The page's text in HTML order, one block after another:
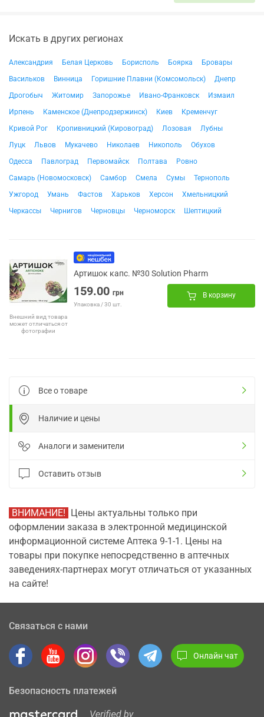
Искать в других регионах
Александрия Белая Церковь Борисполь Боярка
Бровары
Васильков
Винница Горишние Плавни (Комсомольск)
Днепр
Дрогобыч
Житомир Запорожье Ивано-Франковск
Измаил
Ирпень
Каменское (Днепродзержинск) Киев
Кременчуг
Кривой Рог
Кропивницкий (Кировоград) Лозовая
Лубны
Луцк
Львов Мукачево Николаев Никополь
Обухов
Одесса
Павлоград Первомайск Полтава
Ровно
Самарь (Новомосковск)
Самбор Смела Сумы
Тернополь
Ужгород
Умань Фастов Харьков Херсон
Хмельницкий
Черкассы
Чернигов Черновцы Черноморск Шептицкий
Внешний вид товара
может отличаться от
фотографии
Артишок капс. №30 Solution Pharm
159.00 грн
Упаковка / 30 шт.
В корзину
Все о товаре
Наличие и цены
Аналоги и заменители
Оставить отзыв
ВНИМАНИЕ! Цены актуальны только при
оформлении заказа в электронной медицинской
информационной системе Аптека 9-1-1. Цены на
товары при покупке непосредственно в аптечных
заведениях-партнерах могут отличаться от указанных
на сайте!
Связаться с нами
Онлайн чат
Безопасность платежей